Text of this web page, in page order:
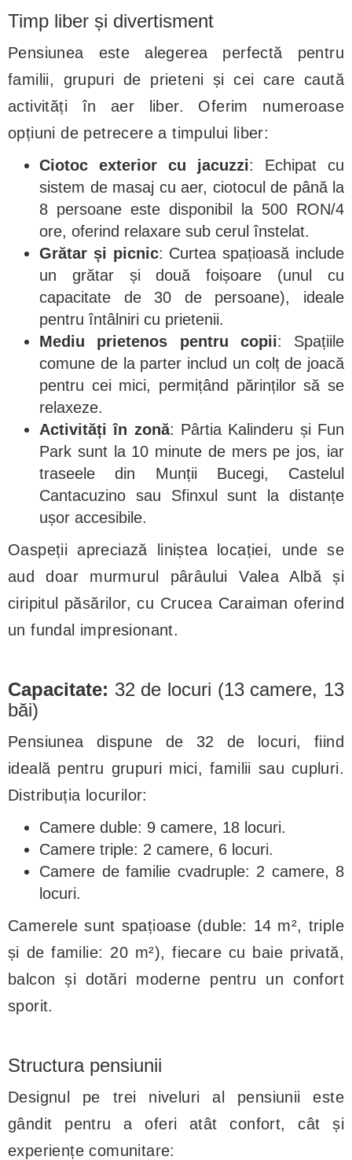
Timp liber și divertisment
Pensiunea este alegerea perfectă pentru
familii, grupuri de prieteni și cei care caută
activități în aer liber. Oferim numeroase
opțiuni de petrecere a timpului liber:
Ciotoc exterior cu jacuzzi: Echipat cu
sistem de masaj cu aer, ciotocul de până la
8 persoane este disponibil la 500 RON/4
ore, oferind relaxare sub cerul înstelat.
Grătar și picnic: Curtea spațioasă include
un grătar și două foișoare (unul cu
capacitate de 30 de persoane), ideale
pentru întâlniri cu prietenii.
Mediu prietenos pentru copii: Spațiile
comune de la parter includ un colț de joacă
pentru cei mici, permițând părinților să se
relaxeze.
Activități în zonă: Pârtia Kalinderu și Fun
Park sunt la 10 minute de mers pe jos, iar
traseele din Munții Bucegi, Castelul
Cantacuzino sau Sfinxul sunt la distanțe
ușor accesibile.
Oaspeții apreciază liniștea locației, unde se
aud doar murmurul pârâului Valea Albă și
ciripitul păsărilor, cu Crucea Caraiman oferind
un fundal impresionant.
Capacitate: 32 de locuri (13 camere, 13
băi)
Pensiunea dispune de 32 de locuri, fiind
ideală pentru grupuri mici, familii sau cupluri.
Distribuția locurilor:
Camere duble: 9 camere, 18 locuri.
Camere triple: 2 camere, 6 locuri.
Camere de familie cvadruple: 2 camere, 8
locuri.
Camerele sunt spațioase (duble: 14 m², triple
și de familie: 20 m²), fiecare cu baie privată,
balcon și dotări moderne pentru un confort
sporit.
Structura pensiunii
Designul pe trei niveluri al pensiunii este
gândit pentru a oferi atât confort, cât și
experiențe comunitare: